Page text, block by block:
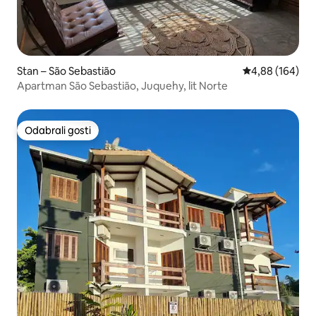
Stan – São Sebastião Prosječna
4,88 (164)
Apartman São Sebastião, Juquehy, lit Norte
Odabrali gosti
Odabrali gosti